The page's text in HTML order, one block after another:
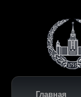
Главная